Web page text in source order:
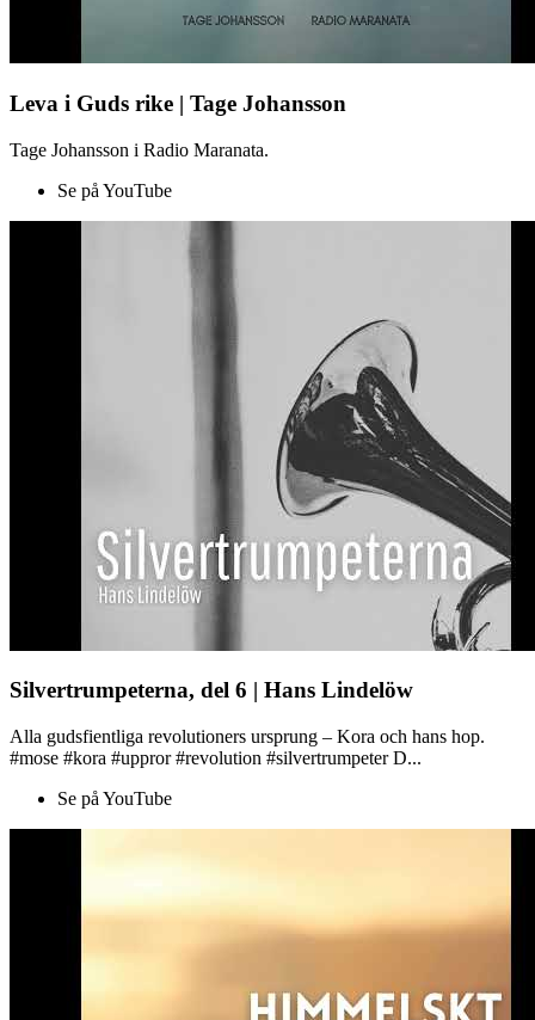
Leva i Guds rike | Tage Johansson
Tage Johansson i Radio Maranata.
Se på YouTube
Silvertrumpeterna, del 6 | Hans Lindelöw
Alla gudsfientliga revolutioners ursprung – Kora och hans hop.
#mose #kora #uppror #revolution #silvertrumpeter D...
Se på YouTube